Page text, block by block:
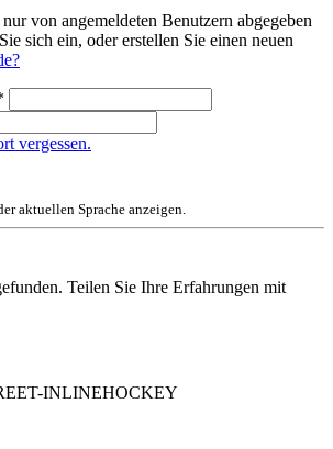
von angemeldeten Benutzern abgegeben
sich ein, oder erstellen Sie einen neuen
vergessen.
aktuellen Sprache anzeigen.
Teilen Sie Ihre Erfahrungen mit
INLINEHOCKEY